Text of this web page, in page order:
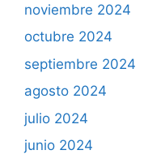
noviembre 2024
octubre 2024
septiembre 2024
agosto 2024
julio 2024
junio 2024